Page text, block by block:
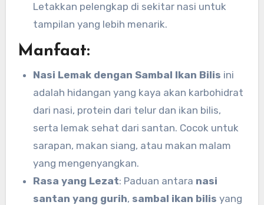
Letakkan pelengkap di sekitar nasi untuk
tampilan yang lebih menarik.
Manfaat:
Nasi Lemak dengan Sambal Ikan Bilis ini
adalah hidangan yang kaya akan karbohidrat
dari nasi, protein dari telur dan ikan bilis,
serta lemak sehat dari santan. Cocok untuk
sarapan, makan siang, atau makan malam
yang mengenyangkan.
Rasa yang Lezat: Paduan antara nasi
santan yang gurih, sambal ikan bilis yang